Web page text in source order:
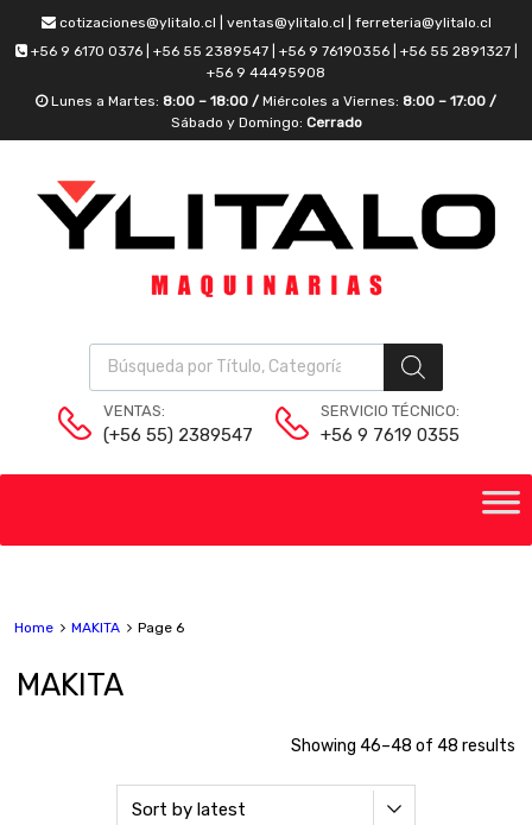
cotizaciones@ylitalo.cl | ventas@ylitalo.cl | ferreteria@ylitalo.cl
+56 9 6170 0376 | +56 55 2389547 | +56 9 76190356 | +56 55 2891327 |
+56 9 44495908
Lunes a Martes: 8:00 – 18:00 / Miércoles a Viernes: 8:00 – 17:00 /
Sábado y Domingo: Cerrado
VENTAS:
(+56 55) 2389547
SERVICIO TÉCNICO:
+56 9 7619 0355
Home MAKITA Page 6
MAKITA
Showing 46–48 of 48 results